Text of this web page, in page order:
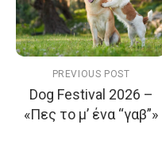
PREVIOUS POST
Dog Festival 2026 –
«Πες το μ’ ένα “γαβ”»